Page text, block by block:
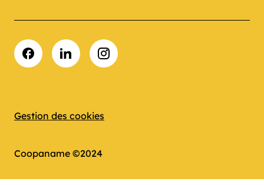
Gestion des cookies
Coopaname ©2024